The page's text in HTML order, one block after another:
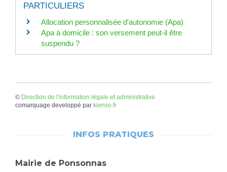
PARTICULIERS
Allocation personnalisée d'autonomie (Apa)
Apa à domicile : son versement peut-il être
suspendu ?
© Direction de l'information légale et administrative
comarquage developpé par kienso.fr
INFOS PRATIQUES
Mairie de Ponsonnas